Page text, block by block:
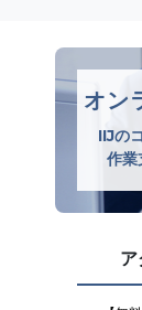
オン
IIJの
作業